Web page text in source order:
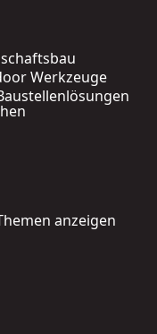
Werkzeuge
anzeigen